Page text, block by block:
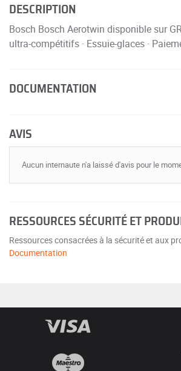
DESCRIPTION
Bosch Bosch Aerotwin disponible sur
ultra-compétitifs · Essuie-glaces ·
DOCUMENTATION
AVIS
Aucun internaute n'a laissé d'avis pour le
RESSOURCES SÉCURITÉ ET
Ressources consacrées à la sécurité et aux
Documentation